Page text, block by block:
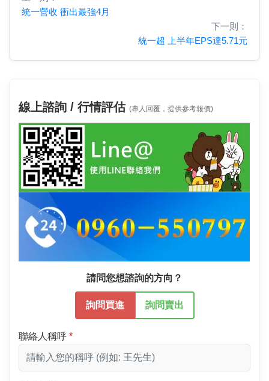
統一營收 衝出最強4月
下一則：
統一超 上半年EPS達5.71元
線上諮詢 / 行情評估 (專人回覆，提供參考報價)
請問您想諮詢的方向？
詢問買進 詢問賣出
聯絡人稱呼